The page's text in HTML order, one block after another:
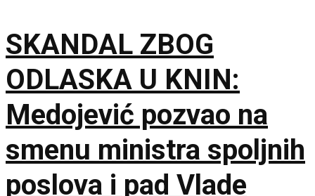
SKANDAL ZBOG
ODLASKA U KNIN:
Medojević pozvao na
smenu ministra spoljnih
poslova i pad Vlade